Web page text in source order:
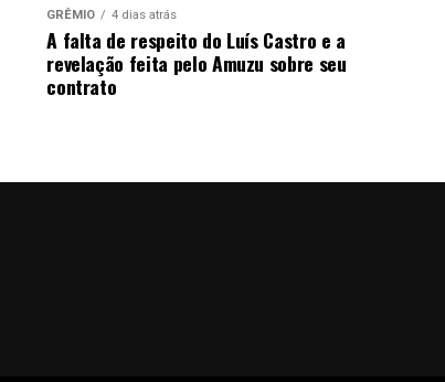
GRÊMIO 4 dias atrás
A falta de respeito do Luís Castro e a
revelação feita pelo Amuzu sobre seu
contrato